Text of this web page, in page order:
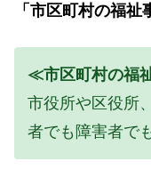
「市区町村の福祉
≪市区町村の福
市役所や区役所
者でも障害者で